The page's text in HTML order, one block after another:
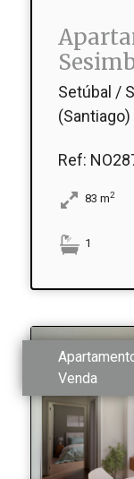
Setúbal /
(Santiago)
Ref:
83m2
1
Venda